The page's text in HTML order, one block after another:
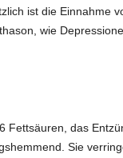
ist die Einnahme
wie
Fettsäuren, das
Sie